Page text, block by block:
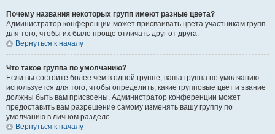
Почему названия некоторых групп имеют разные цвета?
Администратор конференции может присваивать цвета участникам групп
для того, чтобы их было проще отличать друг от друга.
Вернуться к началу
Что такое группа по умолчанию?
Если вы состоите более чем в одной группе, ваша группа по умолчанию
используется для того, чтобы определить, какие групповые цвет и звание
должны быть вам присвоены. Администратор конференции может
предоставить вам разрешение самому изменять вашу группу по
умолчанию в личном разделе.
Вернуться к началу